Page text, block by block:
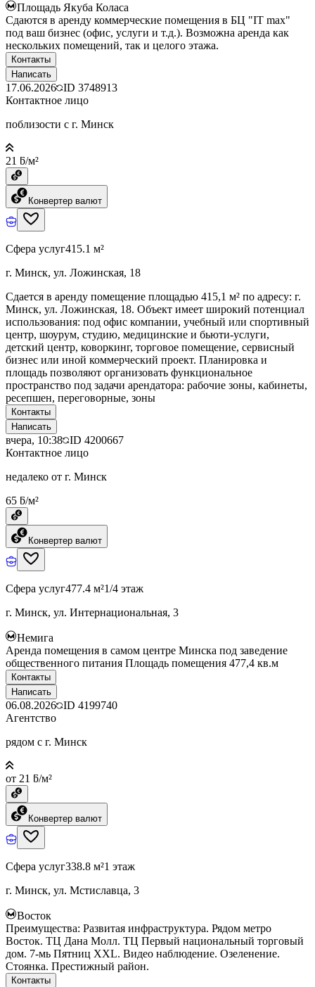
Площадь Якуба Коласа
Сдаются в аренду коммерческие помещения в БЦ "IT max"
под ваш бизнес (офис, услуги и т.д.). Возможна аренда как
нескольких помещений, так и целого этажа.
Контакты
Написать
17.06.2026 ID 3748913
Контактное лицо
поблизости с г. Минск
21 ƃ/м²
Конвертер валют
Сфера услуг415.1 м²
г. Минск, ул. Ложинская, 18
Сдается в аренду помещение площадью 415,1 м² по адресу: г.
Минск, ул. Ложинская, 18. Объект имеет широкий потенциал
использования: под офис компании, учебный или спортивный
центр, шоурум, студию, медицинские и бьюти-услуги,
детский центр, коворкинг, торговое помещение, сервисный
бизнес или иной коммерческий проект. Планировка и
площадь позволяют организовать функциональное
пространство под задачи арендатора: рабочие зоны, кабинеты,
ресепшен, переговорные, зоны
Контакты
Написать
вчера, 10:38 ID 4200667
Контактное лицо
недалеко от г. Минск
65 ƃ/м²
Конвертер валют
Сфера услуг477.4 м²1/4 этаж
г. Минск, ул. Интернациональная, 3
Немига
Аренда помещения в самом центре Минска под заведение
общественного питания Площадь помещения 477,4 кв.м
Контакты
Написать
06.08.2026 ID 4199740
Агентство
рядом с г. Минск
от 21 ƃ/м²
Конвертер валют
Сфера услуг338.8 м²1 этаж
г. Минск, ул. Мстиславца, 3
Восток
Преимущества: Развитая инфраструктура. Рядом метро
Восток. ТЦ Дана Молл. ТЦ Первый национальный торговый
дом. 7-мь Пятниц ХХL. Видео наблюдение. Озеленение.
Стоянка. Престижный район.
Контакты